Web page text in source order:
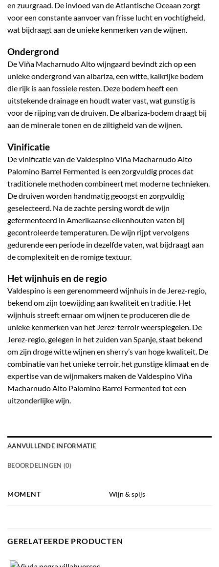
en zuurgraad. De invloed van de Atlantische Oceaan zorgt
voor een constante aanvoer van frisse lucht en vochtigheid,
wat bijdraagt aan de unieke kenmerken van de wijnen.
Ondergrond
De Viña Macharnudo Alto wijngaard bevindt zich op een
unieke ondergrond van albariza, een witte, kalkrijke bodem
die rijk is aan fossiele resten. Deze bodem heeft een
uitstekende drainage en houdt water vast, wat gunstig is
voor de rijping van de druiven. De albariza-bodem draagt bij
aan de minerale tonen en de ziltigheid van de wijnen.
Vinificatie
De vinificatie van de Valdespino Viña Macharnudo Alto
Palomino Barrel Fermented is een zorgvuldig proces dat
traditionele methoden combineert met moderne technieken.
De druiven worden handmatig geoogst en zorgvuldig
geselecteerd. Na de zachte persing wordt de wijn
gefermenteerd in Amerikaanse eikenhouten vaten bij
gecontroleerde temperaturen. De wijn rijpt vervolgens
gedurende een periode in dezelfde vaten, wat bijdraagt aan
de complexiteit en de romige textuur.
Het wijnhuis en de regio
Valdespino is een gerenommeerd wijnhuis in de Jerez-regio,
bekend om zijn toewijding aan kwaliteit en traditie. Het
wijnhuis streeft ernaar om wijnen te produceren die de
unieke kenmerken van het Jerez-terroir weerspiegelen. De
Jerez-regio, gelegen in het zuiden van Spanje, staat bekend
om zijn droge witte wijnen en sherry’s van hoge kwaliteit. De
combinatie van het unieke terroir, het gunstige klimaat en de
expertise van de wijnmakers maken de Valdespino Viña
Macharnudo Alto Palomino Barrel Fermented tot een
uitzonderlijke wijn.
AANVULLENDE INFORMATIE
BEOORDELINGEN (0)
MOMENT Wijn & spijs
GERELATEERDE PRODUCTEN